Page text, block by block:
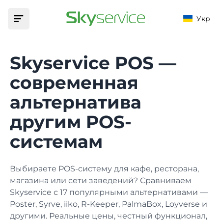
Укр
Главная
Продукт
Фискализация
Фискализируйте ваши кассовые операции
Товары, тех. карты и модификаторы
Маркетинг
Клиенты, бонусы, акции и скидки
Автоматизация
ЗАВЕДЕНИЯ
Бар
Кафе
Кофейня
Цены
Поддержка
База знаний
Поможет найти ответ на любой вопрос
Приложения
Загрузите приложение на устройство
Skyservice POS —
современная
альтернатива
другим POS-
системам
Выбираете POS-систему для кафе, ресторана,
магазина или сети заведений? Сравниваем
Skyservice с 17 популярными альтернативами —
Poster, Syrve, iiko, R-Keeper, PalmaBox, Loyverse и
другими. Реальные цены, честный функционал,